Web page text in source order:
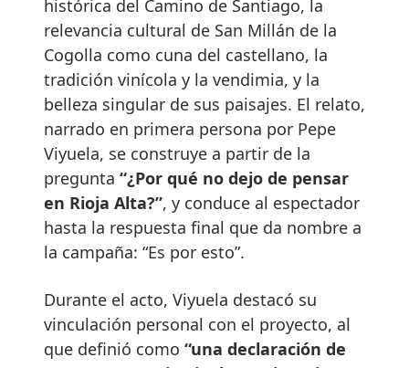
histórica del Camino de Santiago, la
relevancia cultural de San Millán de la
Cogolla como cuna del castellano, la
tradición vinícola y la vendimia, y la
belleza singular de sus paisajes. El relato,
narrado en primera persona por Pepe
Viyuela, se construye a partir de la
pregunta “¿Por qué no dejo de pensar
en Rioja Alta?”, y conduce al espectador
hasta la respuesta final que da nombre a
la campaña: “Es por esto”.
Durante el acto, Viyuela destacó su
vinculación personal con el proyecto, al
que definió como “una declaración de